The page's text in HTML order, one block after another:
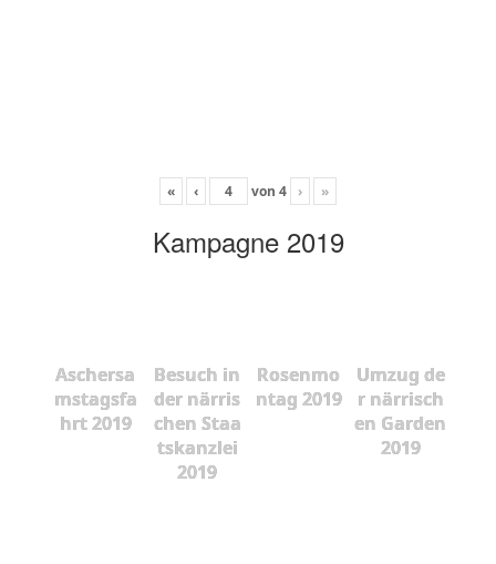
« ‹ von 4 › »
Kampagne 2019
Aschersa
mstagsfa
hrt 2019
Besuch in
der närris
chen Staa
tskanzlei
2019
Rosenmo
ntag 2019
Umzug de
r närrisch
en Garden
2019